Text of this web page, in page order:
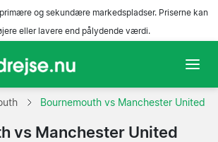
og sekundære markedspladser. Priserne kan
eller lavere end pålydende værdi.
Bournemouth vs Manchester United
vs Manchester United